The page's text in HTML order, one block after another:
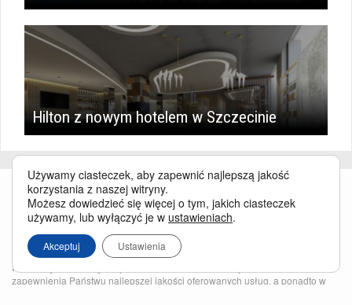
Hilton z nowym hotelem w Szczecinie
Serwis BusinessTraveller.pl wykorzystuje pliki cookies
technologie o analogicznym charakterze, przede wszystkim w celu
zapewnienia Państwu najlepszej jakości oferowanych usług, a ponadto w
Używamy ciasteczek, aby zapewnić najlepszą jakość
korzystania z naszej witryny.
Możesz dowiedzieć się więcej o tym, jakich ciasteczek
używamy, lub wyłączyć je w ustawieniach.
Akceptuj Ustawienia